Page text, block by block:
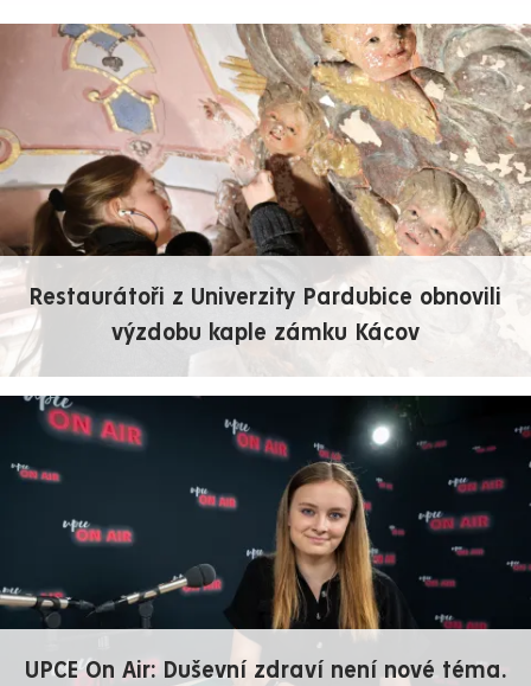
Restaurátoři z Univerzity Pardubice obnovili
výzdobu kaple zámku Kácov
UPCE On Air: Duševní zdraví není nové téma.